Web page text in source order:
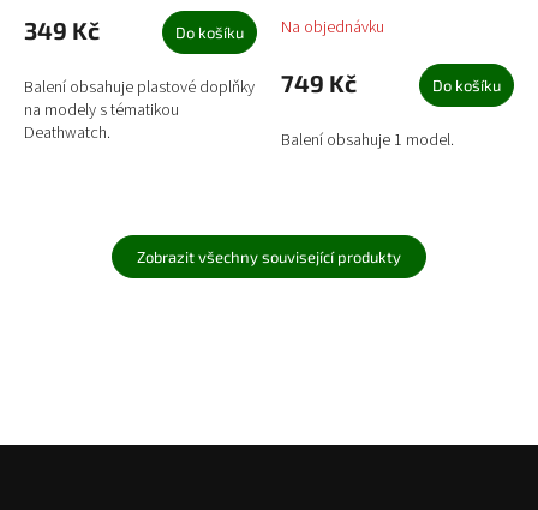
349 Kč Do košíku
Balení obsahuje plastové doplňky
na modely s tématikou
Deathwatch.
Na objednávku
749 Kč Do košíku
Balení obsahuje 1 model.
Zobrazit všechny související produkty